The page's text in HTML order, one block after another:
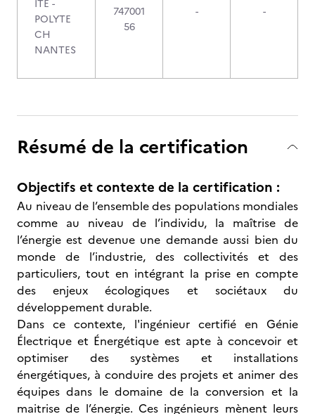
ITE -
POLYTE
CH
NANTES
747001
56
- -
Résumé de la certification
Objectifs et contexte de la certification :
Au niveau de l’ensemble des populations mondiales
comme au niveau de l’individu, la maîtrise de
l’énergie est devenue une demande aussi bien du
monde de l’industrie, des collectivités et des
particuliers, tout en intégrant la prise en compte
des enjeux écologiques et sociétaux du
développement durable.
Dans ce contexte, l'ingénieur certifié en Génie
Électrique et Énergétique est apte à concevoir et
optimiser des systèmes et installations
énergétiques, à conduire des projets et animer des
équipes dans le domaine de la conversion et la
maitrise de l’énergie. Ces ingénieurs mènent leurs